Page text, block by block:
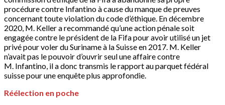
procédure contre Infantino à cause du manque de preuves
concernant toute violation du code d’éthique. En décembre
2020, M. Keller a recommandé qu’une action pénale soit
engagée contre le président de la Fifa pour avoir utilisé un jet
privé pour voler du Suriname à la Suisse en 2017. M. Keller
n’avait pas le pouvoir d’ouvrir seul une affaire contre
M. Infantino, il a donc transmis le rapport au parquet fédéral
suisse pour une enquête plus approfondie.
Réélection en poche